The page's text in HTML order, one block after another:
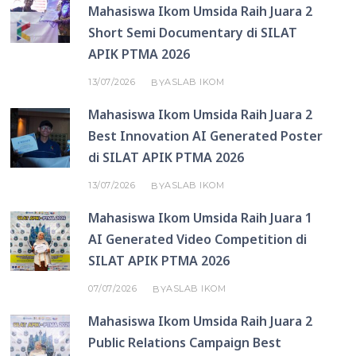
Mahasiswa Ikom Umsida Raih Juara 2
Short Semi Documentary di SILAT
APIK PTMA 2026
13/07/2026 BYASLAB IKOM
Mahasiswa Ikom Umsida Raih Juara 2
Best Innovation AI Generated Poster
di SILAT APIK PTMA 2026
13/07/2026 BYASLAB IKOM
Mahasiswa Ikom Umsida Raih Juara 1
AI Generated Video Competition di
SILAT APIK PTMA 2026
07/07/2026 BYASLAB IKOM
Mahasiswa Ikom Umsida Raih Juara 2
Public Relations Campaign Best